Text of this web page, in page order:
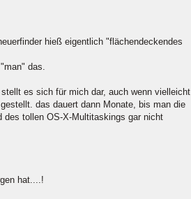
hieß eigentlich "flächendeckendes
das.
es sich für mich dar, auch wenn vielleicht
das dauert dann Monate, bis man die
des tollen OS-X-Multitaskings gar nicht
hat....!